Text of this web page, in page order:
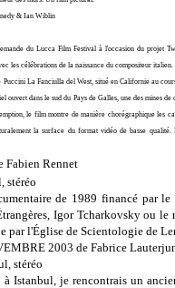
& Ian Wiblin
du Lucca Film Festival à l'occasion du projet
les célébrations de la naissance du compositeur italien.
Puccini La Fanciulla del West, situé en Californie au
ouvert dans le sud du Pays de Galles, une des mines
le film montre de manière chorégraphique les
la surface du format vidéo de basse qualité.
Fabien Rennet
stéréo
de 1989 financé par
Igor Tcharkovsky ou le
par l'Église de Scientologie de
2003 de Fabrice
stéréo
Istanbul, je rencontrais un